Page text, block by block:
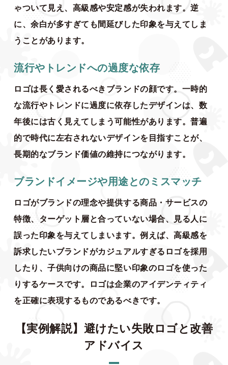
ゃついて見え、高級感や安定感が失われます。逆
に、余白が多すぎても間延びした印象を与えてしま
うことがあります。
流行やトレンドへの過度な依存
ロゴは長く愛されるべきブランドの顔です。一時的
な流行やトレンドに過度に依存したデザインは、数
年後には古く見えてしまう可能性があります。普遍
的で時代に左右されないデザインを目指すことが、
長期的なブランド価値の維持につながります。
ブランドイメージや用途とのミスマッチ
ロゴがブランドの理念や提供する商品・サービスの
特徴、ターゲット層と合っていない場合、見る人に
誤った印象を与えてしまいます。例えば、高級感を
訴求したいブランドがカジュアルすぎるロゴを採用
したり、子供向けの商品に堅い印象のロゴを使った
りするケースです。ロゴは企業のアイデンティティ
を正確に表現するものであるべきです。
【実例解説】避けたい失敗ロゴと改善
アドバイス